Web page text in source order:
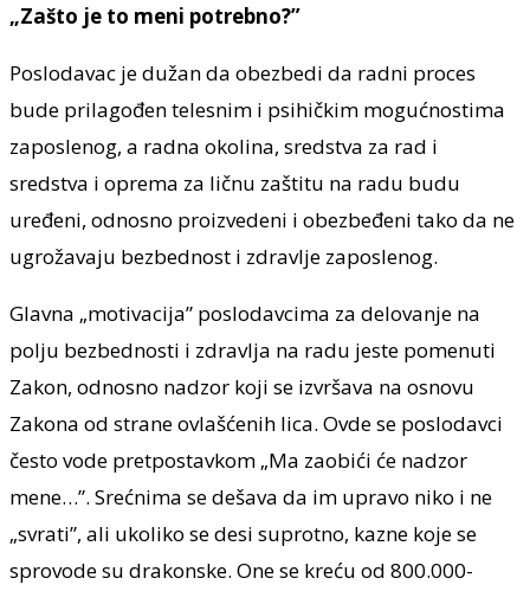
„Zašto je to meni potrebno?”
Poslodavac je dužan da obezbedi da radni proces
bude prilagođen telesnim i psihičkim mogućnostima
zaposlenog, a radna okolina, sredstva za rad i
sredstva i oprema za ličnu zaštitu na radu budu
uređeni, odnosno proizvedeni i obezbeđeni tako da ne
ugrožavaju bezbednost i zdravlje zaposlenog.
Glavna „motivacija” poslodavcima za delovanje na
polju bezbednosti i zdravlja na radu jeste pomenuti
Zakon, odnosno nadzor koji se izvršava na osnovu
Zakona od strane ovlašćenih lica. Ovde se poslodavci
često vode pretpostavkom „Ma zaobići će nadzor
mene…”. Srećnima se dešava da im upravo niko i ne
„svrati”, ali ukoliko se desi suprotno, kazne koje se
sprovode su drakonske. One se kreću od 800.000-